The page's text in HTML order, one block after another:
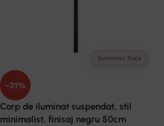
Summer Sale
-31%
Corp de iluminat suspendat, stil
minimalist, finisaj negru 50cm